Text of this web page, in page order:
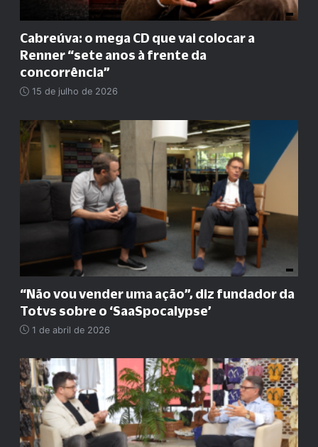
Cabreúva: o mega CD que vai colocar a
Renner“sete anos à frente da
concorrência”
15 de julho de 2026
“Não vou vender uma ação”, diz fundador da
Totvs sobre o ‘SaaSpocalypse’
1 de abril de 2026